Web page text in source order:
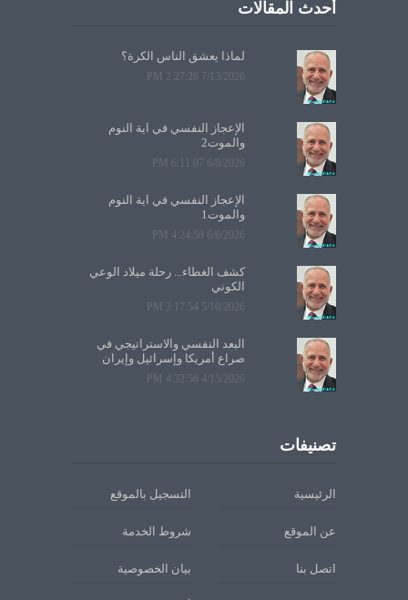
أحدث المقالات
لماذا يعشق الناس الكرة؟
7/13/2026 2:27:26 PM
الإعجاز النفسي في آية النوم
والموت2
6/8/2026 6:11:07 PM
الإعجاز النفسي في آية النوم
والموت1
6/6/2026 4:24:58 PM
كشف الغطاء... رحلة ميلاد الوعي
الكوني
5/10/2026 3:17:54 PM
البعد النفسي والاستراتيجي في
صراع أمريكا وإسرائيل وإيران
4/15/2026 4:32:56 PM
تصنيفات
الرئيسية التسجيل بالموقع
عن الموقع شروط الخدمة
اتصل بنا بيان الخصوصية